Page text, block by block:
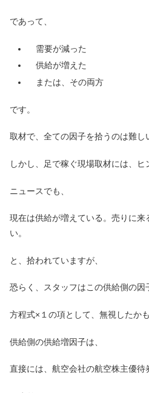
であって、
需要が減った
供給が増えた
または、その両方
です。
取材で、全ての因子を拾うのは難し
しかし、足で稼ぐ現場取材には、ヒ
ニュースでも、
現在は供給が増えている。売りに
い。
と、拾われていますが、
恐らく、スタッフはこの供給側の因
方程式×１の項として、無視したか
供給側の供給増因子は、
直接には、航空会社の航空株主優待